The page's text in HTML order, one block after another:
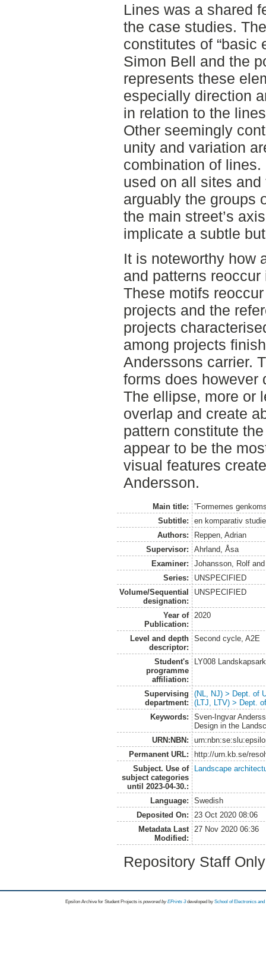
Lines was a shared
the case studies.
constitutes of “basic
Simon Bell and the
represents these
especially direction
in relation to the
Other seemingly
unity and variation
combination of
used on all sites
arguably the groups
the main street’s
implicate a subtle
It is noteworthy how
and patterns
These motifs
projects and the
projects
among projects
Anderssons carrier.
forms does however
The ellipse, more or
overlap and create
pattern constitute
appear to be the
visual features
Andersson.
Main title:
”Formernes
Subtitle:
en komparativ
Authors:
Reppen, Adrian
Supervisor:
Ahrland, Åsa
Examiner:
Johansson, Rolf
Series:
UNSPECIFIED
Volume/Sequential
designation:
UNSPECIFIED
Year of
Publication:
2020
Level and depth
descriptor:
Second cycle, A2E
Student's
programme
affiliation:
LY008
Supervising
department:
(NL, NJ) > Dept. of
(LTJ, LTV) > Dept.
Keywords:
Sven-Ingvar
Design in the
URN:NBN:
Permanent URL:
http://urn.kb.se/
Subject. Use of
subject categories
until 2023-04-30.:
Landscape
Language:
Swedish
Deposited On:
23 Oct 2020 08:06
Metadata Last
Modified:
27 Nov 2020 06:36
Repository Staff
Epsilon Archive for Student Projects is powored byEPrints 3 developed by School of Electronics